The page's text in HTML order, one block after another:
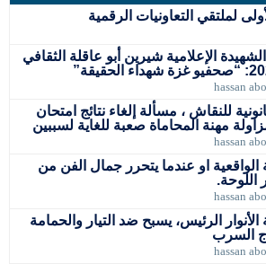
لملتقي التعاونيات الرقمية
الإعلامية شيرين أبو عاقلة الثقافي
hassan
للنقاش ، مسألة إلغاء نتائج امتحان
مهنة المحاماة صعبة للغاية لسببين
hassan
الواقعية او عندما يتحرر جمال الفن من
اللوحة.
hassan
الرئيس، يسبح ضد التيار والحمامة
السرب
hassan